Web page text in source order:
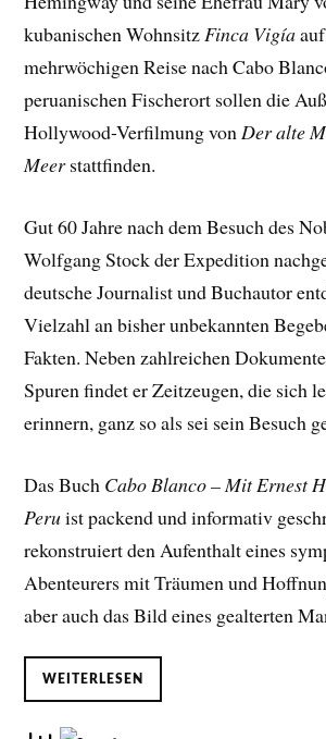
kubanischen WohnsitzFinca Vigía
mehrwöchigen Reise nach Cabo
peruanischen Fischerort sollen die
Hollywood-Verfilmung vonDer alte
Meerstattfinden.
Gut 60 Jahre nach dem Besuch des
Wolfgang Stock der Expedition
deutsche Journalist und Buchautor
Vielzahl an bisher unbekannten
Fakten. Neben zahlreichen
Spuren findet er Zeitzeugen, die sich
erinnern, ganz so als sei sein Besuch
Das Buch Cabo Blanco – Mit Ernest
Peruist packend und informativ
rekonstruiert den Aufenthalt eines
Abenteurers mit Träumen und
aber auch das Bild eines gealterten
WEITERLESEN